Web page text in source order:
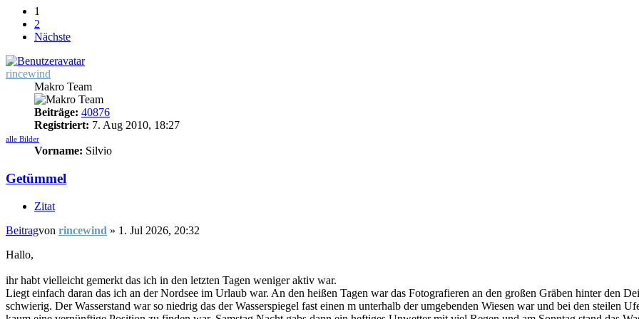
1
2
Nächste
rincewind
Makro Team
Beiträge: 40876
Registriert: 7. Aug 2010, 18:27
alle Bilder
Vorname: Silvio
Getümmel
Zitat
Beitragvon rincewind » 1. Jul 2026, 20:32
Hallo,
ihr habt vielleicht gemerkt das ich in den letzten Tagen weniger aktiv war.
Liegt einfach daran das ich an der Nordsee im Urlaub war. An den heißen Tagen war das Fotografieren an den großen Gräben hinter den
schwierig. Der Wasserstand war so niedrig das der Wasserspiegel fast einen m unterhalb der umgebenden Wiesen war und bei den steilen